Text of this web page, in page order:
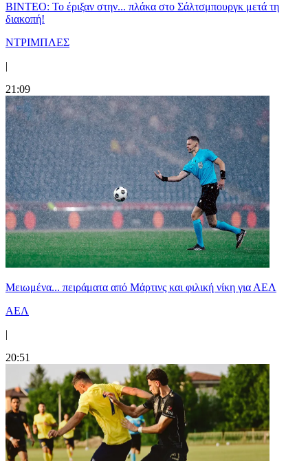
ΒΙΝΤΕΟ: Το έριξαν στην... πλάκα στο Σάλτσμπουργκ μετά τη
διακοπή!
ΝΤΡΙΜΠΛΕΣ
|
21:09
Μειωμένα... πειράματα από Μάρτινς και φιλική νίκη για ΑΕΛ
ΑΕΛ
|
20:51